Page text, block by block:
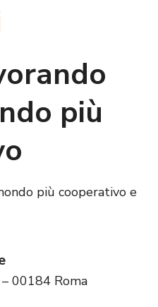
più
più cooperativo e
00184 Roma